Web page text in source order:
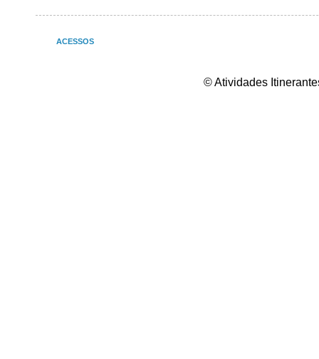
ACESSOS
© Atividades